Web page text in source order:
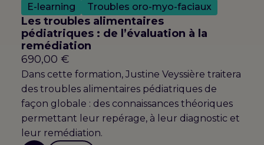
E-learning Troubles oro-myo-faciaux
Les troubles alimentaires
pédiatriques : de l’évaluation à la
remédiation
690,00 €
Dans cette formation, Justine Veyssière traitera
des troubles alimentaires pédiatriques de
façon globale : des connaissances théoriques
permettant leur repérage, à leur diagnostic et
leur remédiation.